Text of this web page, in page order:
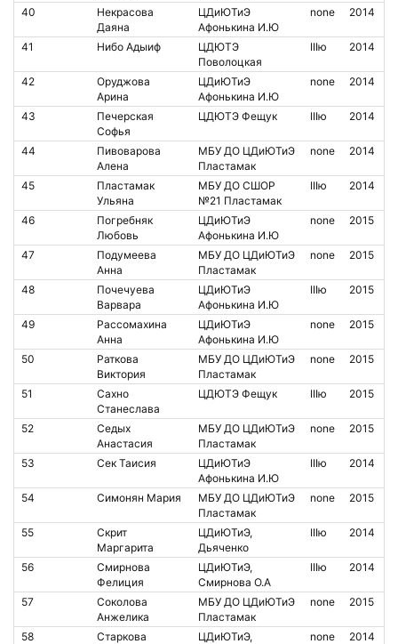
40
Некрасова
Даяна
ЦДиЮТиЭ
Афонькина И.Ю
none 2014
41 Нибо Адыиф
ЦДЮТЭ
Поволоцкая
IIIю 2014
42
Оруджова
Арина
ЦДиЮТиЭ
Афонькина И.Ю
none 2014
43
Печерская
Софья
ЦДЮТЭ Фещук IIIю 2014
44
Пивоварова
Алена
МБУ ДО ЦДиЮТиЭ
Пластамак
none 2014
45
Пластамак
Ульяна
МБУ ДО СШОР
№21 Пластамак
IIIю 2014
46
Погребняк
Любовь
ЦДиЮТиЭ
Афонькина И.Ю
none 2015
47
Подумеева
Анна
МБУ ДО ЦДиЮТиЭ
Пластамак
none 2015
48
Почечуева
Варвара
ЦДиЮТиЭ
Афонькина И.Ю
IIIю 2015
49
Рассомахина
Анна
ЦДиЮТиЭ
Афонькина И.Ю
none 2015
50
Раткова
Виктория
МБУ ДО ЦДиЮТиЭ
Пластамак
none 2015
51
Сахно
Станеслава
ЦДЮТЭ Фещук IIIю 2015
52
Седых
Анастасия
МБУ ДО ЦДиЮТиЭ
Пластамак
none 2015
53 Сек Таисия
ЦДиЮТиЭ
Афонькина И.Ю
IIIю 2014
54 Симонян Мария
МБУ ДО ЦДиЮТиЭ
Пластамак
none 2015
55
Скрит
Маргарита
ЦДиЮТиЭ,
Дьяченко
IIIю 2014
56
Смирнова
Фелиция
ЦДиЮТиЭ,
Смирнова О.А
IIIю 2014
57
Соколова
Анжелика
МБУ ДО ЦДиЮТиЭ
Пластамак
none 2015
58
Старкова
ЦДиЮТиЭ,
none 2014